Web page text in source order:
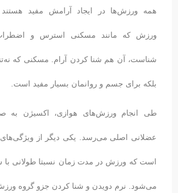
همه ورزش‌ها در ایجاد آرامش مفید هستند
ورزش که مانند مسکنی استرس و
شناست، آن هم شنا کردن آرام. مسکنی که
بلکه برای جسم و روانمان بسیار مفید است.
طی انجام ورزش‌های هوازی، اکسیژن به
عضلانی اصلی می‌رسد. یکی دیگر از
است که ورزش در مدت زمان نسبتا طولانی با
می‌شود. نرم دویدن و شنا کردن جزو گروه